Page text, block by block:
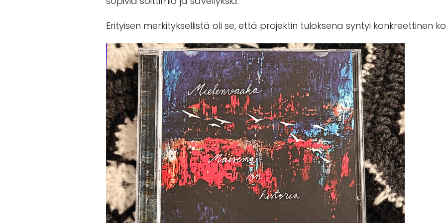
Erityisen merkityksellistä oli se, että projektin tuloksena syntyi konkreettinen